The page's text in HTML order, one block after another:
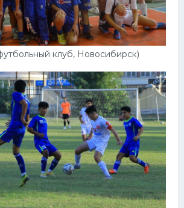
клуб, Новосибирск)